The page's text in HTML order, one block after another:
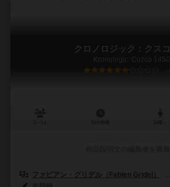
クロノロジック：クス
Kronologic: Cuzco 1450
ファビアン・グリデル（Fabien Gridel）